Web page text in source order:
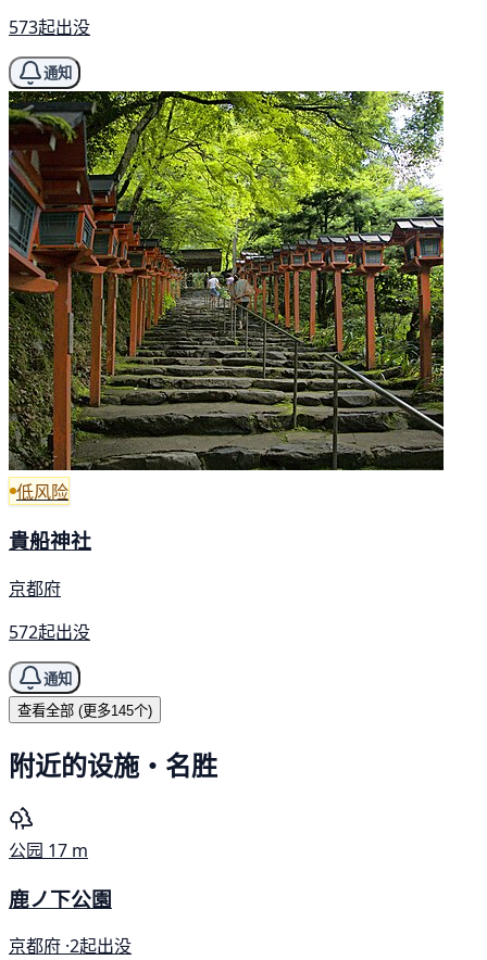
573起出没
通知
低风险
貴船神社
京都府
572起出没
通知
查看全部 (更多145个)
附近的设施・名胜
公园 17 m
鹿ノ下公園
京都府 ·2起出没